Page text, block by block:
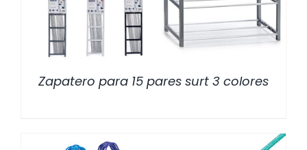
Zapatero para 15 pares surt 3 colores